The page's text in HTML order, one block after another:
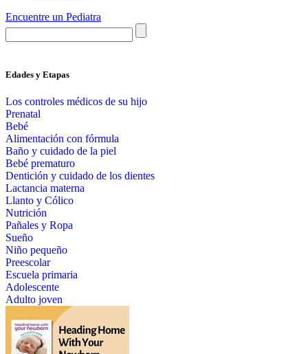
Encuentre un Pediatra
Edades y Etapas
Los controles médicos de su hijo
Prenatal
Bebé
Alimentación con fórmula
Baño y cuidado de la piel
Bebé prematuro
Dentición y cuidado de los dientes
Lactancia materna
Llanto y Cólico
Nutrición
Pañales y Ropa
Sueño
Niño pequeño
Preescolar
Escuela primaria
Adolescente
Adulto joven